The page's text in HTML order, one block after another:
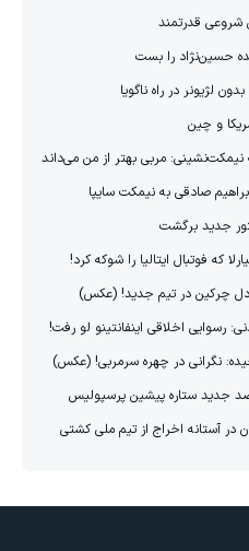
شروعی قدرتمند
حسین‌نژاد را بست
لژیونر در راه ناگویا
و چین
مربی بهتر از من می‌داند
صادقی به نیمکت سایپا
جدید برگشت
که فوتبال ایتالیا را شوکه کرد!
دل چرکین در تیم جدید! (عکس)
رسوایی اخلاقی اینفانتینو لو رفت!
نگرانی در چهره سرمربی! (عکس)
جدید ستاره پیشین پرسپولیس
در آستانه اخراج از تیم ملی کشتی